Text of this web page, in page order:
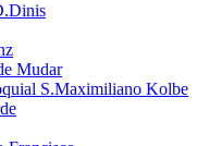
Mudar
S.Maximiliano Kolbe